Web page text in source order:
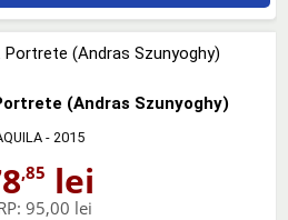
(Andras Szunyoghy)
- 2015
,85 lei
95,00 lei